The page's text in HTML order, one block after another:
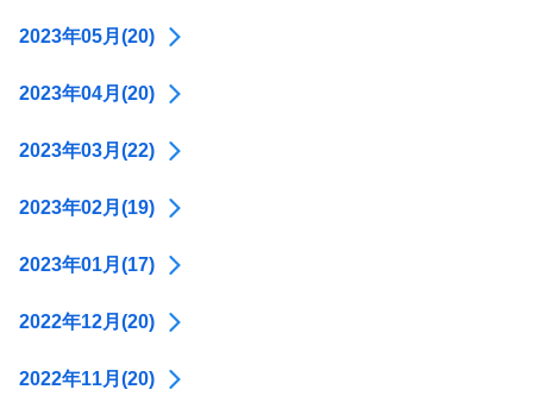
2023年05月(20)
2023年04月(20)
2023年03月(22)
2023年02月(19)
2023年01月(17)
2022年12月(20)
2022年11月(20)